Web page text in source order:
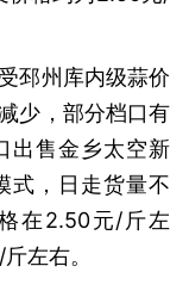
邳州库内级蒜价
少，部分档口有
出售金乡太空新
式，日走货量不
在2.50元/斤左
左右。